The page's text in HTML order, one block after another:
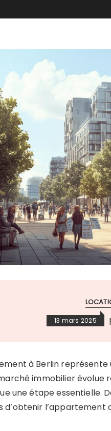
13 mars 2025
à Berlin
immobilier évolue
une étape essentielle.
d’obtenir l’appartement